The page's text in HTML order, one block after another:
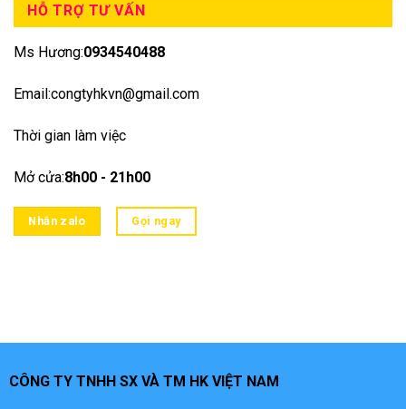
HỖ TRỢ TƯ VẤN
Ms Hương:0934540488
Email:congtyhkvn@gmail.com
Thời gian làm việc
Mở cửa:8h00 - 21h00
Nhắn zalo Gọi ngay
CÔNG TY TNHH SX VÀ TM HK VIỆT NAM